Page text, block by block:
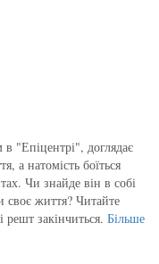
"Епіцентрі", доглядає
а натомість боїться
Чи знайде він в собі
своє життя? Читайте
решт закінчиться. Більше